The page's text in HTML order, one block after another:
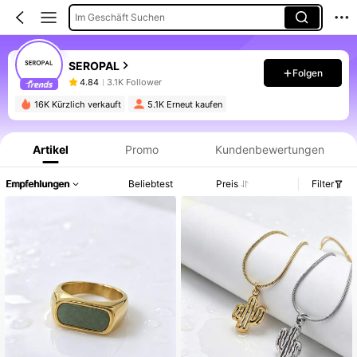
Im Geschäft Suchen
SEROPAL
4.84 3.1K Follower
Folgen
16K Kürzlich verkauft
5.1K Erneut kaufen
Produktinformation: Preisangabe, Verkaufs- und Lagerbestandsdetails.
Artikel Promo Kundenbewertungen
Empfehlungen Beliebtest Preis Filter